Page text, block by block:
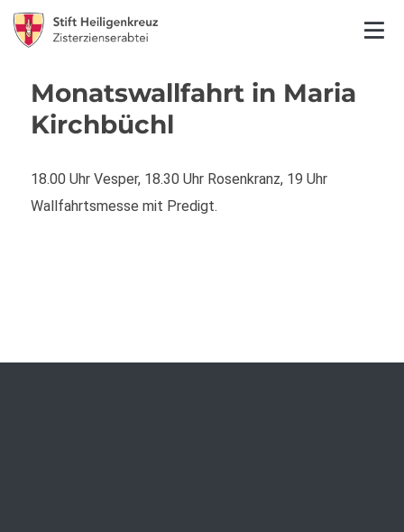
Monatswallfahrt in Maria
Kirchbüchl
18.00 Uhr Vesper, 18.30 Uhr Rosenkranz, 19 Uhr
Wallfahrtsmesse mit Predigt.